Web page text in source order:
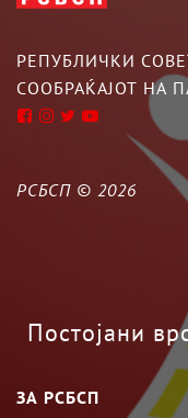
РЕПУБЛИЧКИ
СООБРАЌАЈОТ НА
РСБСП © 2026
Постојани
ЗА РСБСП